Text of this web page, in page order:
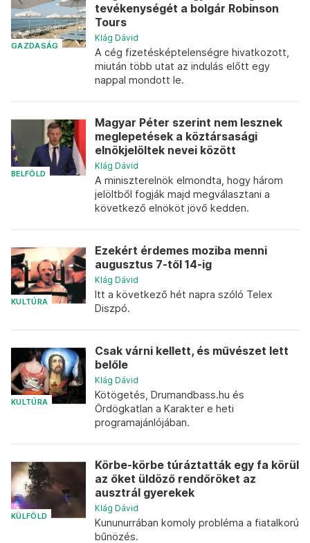
GAZDASÁG
tevékenységét a bolgár Robinson
Tours
Klág Dávid
A cég fizetésképtelenségre hivatkozott,
miután több utat az indulás előtt egy
nappal mondott le.
BELFÖLD
Magyar Péter szerint nem lesznek
meglepetések a köztársasági
elnökjelöltek nevei között
Klág Dávid
A miniszterelnök elmondta, hogy három
jelöltből fogják majd megválasztani a
következő elnököt jövő kedden.
KULTÚRA
Ezekért érdemes moziba menni
augusztus 7-től 14-ig
Klág Dávid
Itt a következő hét napra szóló Telex
Diszpó.
KULTÚRA
Csak várni kellett, és művészet lett
belőle
Klág Dávid
Kötögetés, Drumandbass.hu és
Ördögkatlan a Karakter e heti
programajánlójában.
KÜLFÖLD
Körbe-körbe túráztatták egy fa körül
az őket üldöző rendőröket az
ausztrál gyerekek
Klág Dávid
Kununurrában komoly probléma a fiatalkorú
bűnözés.